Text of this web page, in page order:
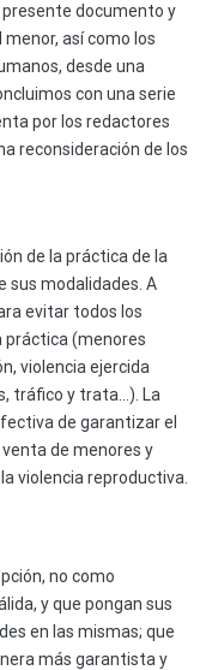
documento y
así como los
desde una
con una serie
por los redactores
reconsideración de los
de la práctica de la
sus modalidades. A
evitar todos los
práctica (menores
violencia ejercida
tráfico y trata…). La
de garantizar el
de menores y
violencia reproductiva.
no como
y que pongan sus
en las mismas; que
más garantista y